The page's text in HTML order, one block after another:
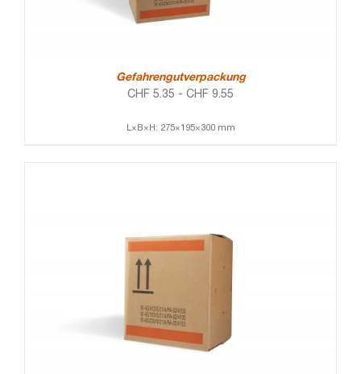
Gefahrengutverpackung
CHF 5.35 - CHF 9.55
L×B×H: 275×195×300 mm